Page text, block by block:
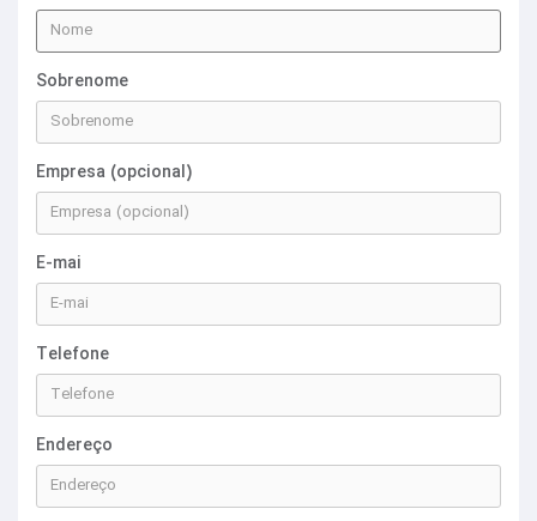
Sobrenome
Empresa (opcional)
E-mai
Telefone
Endereço